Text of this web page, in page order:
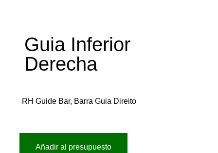
Guia Inferior
Derecha
RH Guide Bar, Barra Guia Direito
Añadir al presupuesto